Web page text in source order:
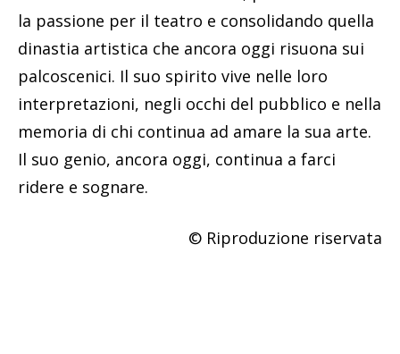
la passione per il teatro e consolidando quella
dinastia artistica che ancora oggi risuona sui
palcoscenici. Il suo spirito vive nelle loro
interpretazioni, negli occhi del pubblico e nella
memoria di chi continua ad amare la sua arte.
Il suo genio, ancora oggi, continua a farci
ridere e sognare.
© Riproduzione riservata